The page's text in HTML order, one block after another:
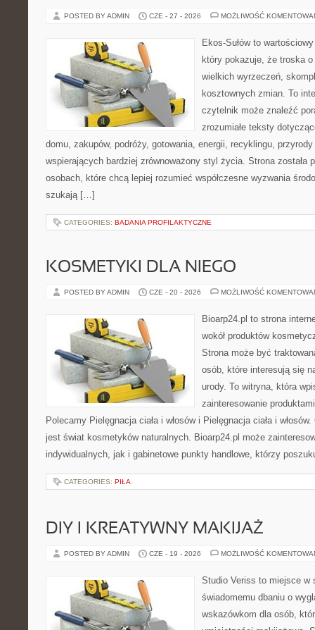
POSTED BY ADMIN CZE - 27 - 2026 MOŻLIWOŚĆ
Ekos-Sułów to
który pokazuje, że troska
wielkich wyrzeczeń,
kosztownych zmian. To
czytelnik może znaleźć
zrozumiałe teksty
domu, zakupów, podróży, gotowania, energii, recyklingu,
wspierających bardziej zrównoważony styl życia. Strona została
osobach, które chcą lepiej rozumieć współczesne wyzwania
szukają […]
CATEGORIES: BADANIA PROFILAKTYCZNE
KOSMETYKI DLA NIEGO
POSTED BY ADMIN CZE - 20 - 2026 MOŻLIWOŚĆ
Bioarp24.pl to strona
wokół produktów
Strona może być
osób, które interesują się
urody. To witryna, która
zainteresowanie
Polecamy Pielęgnacja ciała i włosów i Pielęgnacja ciała i
jest świat kosmetyków naturalnych. Bioarp24.pl może
indywidualnych, jak i gabinetowe punkty handlowe, którzy
CATEGORIES: PIŁA
DIY I KREATYWNY MAKIJAŻ
POSTED BY ADMIN CZE - 19 - 2026 MOŻLIWOŚĆ
Studio Veriss to miejsce w
świadomemu dbaniu o
wskazówkom dla osób,